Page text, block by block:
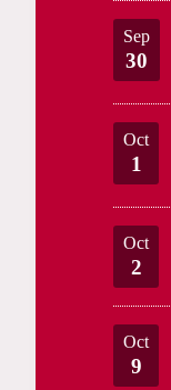
Sep
30
Oct
1
Oct
2
Oct
9